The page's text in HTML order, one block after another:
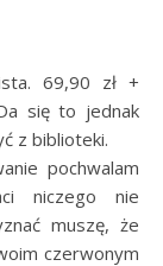
69,90 zł +
się to jednak
z biblioteki.
pochwalam
niczego nie
muszę, że
czerwonym